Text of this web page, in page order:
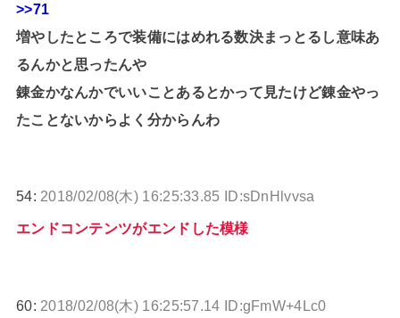
>>71
増やしたところで装備にはめれる数決まっとるし意味あ
るんかと思ったんや
錬金かなんかでいいことあるとかって見たけど錬金やっ
たことないからよく分からんわ
54: 2018/02/08(木) 16:25:33.85 ID:sDnHlvvsa
エンドコンテンツがエンドした模様
60: 2018/02/08(木) 16:25:57.14 ID:gFmW+4Lc0